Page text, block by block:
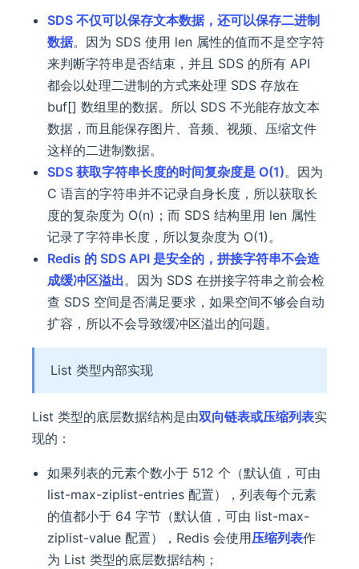
SDS 不仅可以保存文本数据，还可以保存二进制
数据。因为 SDS 使用 len 属性的值而不是空字符
来判断字符串是否结束，并且 SDS 的所有 API
都会以处理二进制的方式来处理 SDS 存放在
buf[] 数组里的数据。所以 SDS 不光能存放文本
数据，而且能保存图片、音频、视频、压缩文件
这样的二进制数据。
SDS 获取字符串长度的时间复杂度是 O(1)。因为
C 语言的字符串并不记录自身长度，所以获取长
度的复杂度为 O(n)；而 SDS 结构里用 len 属性
记录了字符串长度，所以复杂度为 O(1)。
Redis 的 SDS API 是安全的，拼接字符串不会造
成缓冲区溢出。因为 SDS 在拼接字符串之前会检
查 SDS 空间是否满足要求，如果空间不够会自动
扩容，所以不会导致缓冲区溢出的问题。
List 类型内部实现
List 类型的底层数据结构是由双向链表或压缩列表实
现的：
如果列表的元素个数小于 512 个（默认值，可由
list-max-ziplist-entries 配置），列表每个元素
的值都小于 64 字节（默认值，可由 list-max-
ziplist-value 配置），Redis 会使用压缩列表作
为 List 类型的底层数据结构；